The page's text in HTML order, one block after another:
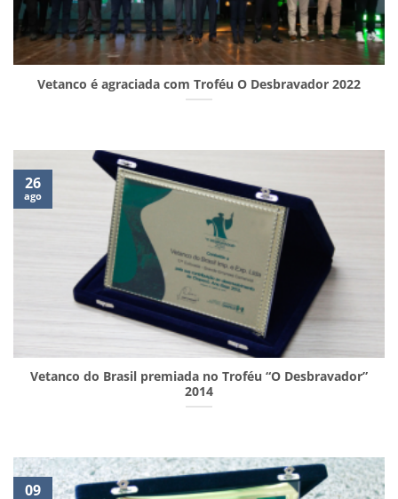
Vetanco é agraciada com Troféu O Desbravador 2022
Vetanco do Brasil premiada no Troféu “O Desbravador”
2014
26
ago
09